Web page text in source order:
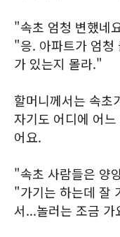
"속초 엄청 변했네
"응. 아파트가 엄청
가 있는지 몰라."
할머니께서는 속초
자기도 어디에 어
어요.
"속초 사람들은 양
"가기는 하는데 잘
서...놀러는 조금 가